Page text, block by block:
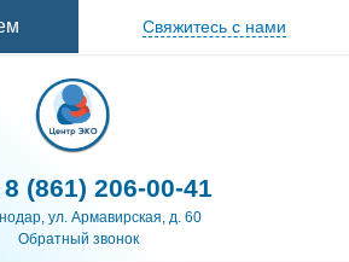
Свяжитесь с нами
8 (861) 206-00-41
ул. Армавирская, д. 60
Обратный звонок